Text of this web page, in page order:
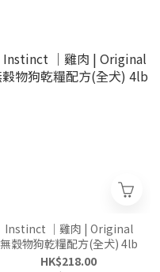
Instinct ｜雞肉 | Original
無穀物狗乾糧配方(全犬) 4lb
HK$218.00